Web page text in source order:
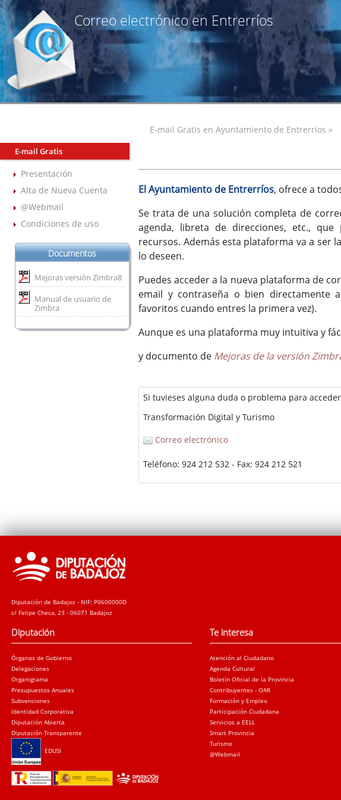
Correo electrónico en Entrerríos
E-mail Gratis
Presentación
Alta de Nueva Cuenta
@Webmail
Condiciones de uso
Documentos
Mejoras versión Zimbra8
Manual de usuario de
Zimbra
E-mail Gratis en Ayuntamiento de Entrerríos »
El Ayuntamiento de Entrerríos, ofrece a
Se trata de una solución completa de
agenda, libreta de direcciones, etc.,
recursos. Además esta plataforma va a ser
lo deseen.
Puedes acceder a la nueva plataforma de
email y contraseña o bien directamente
favoritos cuando entres la primera vez).
Aunque es una plataforma muy intuitiva y
y documento de Mejoras de la versión
Si tuvieses alguna duda o problema para
Transformación Digital y Turismo
Correo electrónico
Teléfono: 924 212 532 - Fax: 924 212 521
Diputación de Badajoz - NIF: P0600000D
c/ Felipe Checa, 23 - 06071 Badajoz
Diputación
Órganos de Gobierno
Delegaciones
Organigrama
Presupuestos Anuales
Subvenciones
Identidad Corporativa
Diputación Abierta
Diputación Transparente
EDUSI
Te interesa
Atención al Ciudadano
Agenda Cultural
Boletín Oficial de la Provincia
Contribuyentes - OAR
Formación y Empleo
Participación Ciudadana
Servicios a EELL
Smart Provincia
Turismo
@Webmail